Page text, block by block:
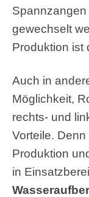
gewechselt
Produktion ist
Auch in
Möglichkeit,
rechts- und
Vorteile.
Produktion
in